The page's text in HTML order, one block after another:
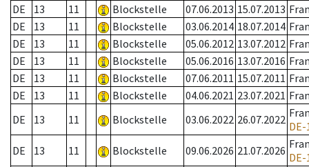
DE
13 11 Blockstelle 07.06.2013 15.07.2013
DE
13 11 Blockstelle 03.06.2014 18.07.2014
DE
13 11 Blockstelle 05.06.2012 13.07.2012
DE
13 11 Blockstelle 05.06.2016 13.07.2016
DE
13 11 Blockstelle 07.06.2011 15.07.2011
DE
13 11 Blockstelle 04.06.2021 23.07.2021
DE
13 11 Blockstelle 03.06.2022 26.07.2022
DE
13 11 Blockstelle 09.06.2026 21.07.2026